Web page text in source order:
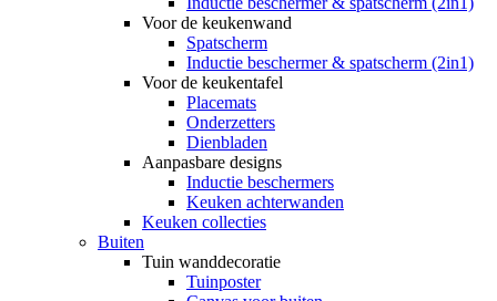
Voor de keukenwand
Spatscherm
Inductie beschermer & spatscherm (2in1)
Voor de keukentafel
Placemats
Onderzetters
Dienbladen
Aanpasbare designs
Inductie beschermers
Keuken achterwanden
Keuken collecties
Buiten
Tuin wanddecoratie
Tuinposter